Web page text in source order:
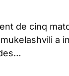
de cinq
a